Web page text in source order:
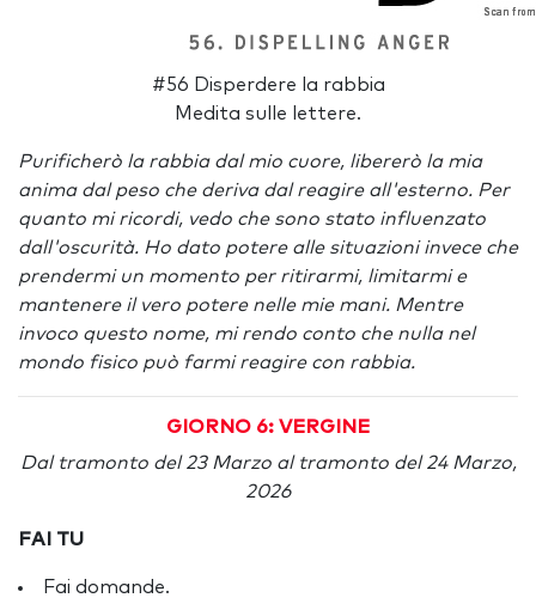
#56 Disperdere la rabbia
Medita sulle lettere.
Purificherò la rabbia dal mio cuore, libererò la mia
anima dal peso che deriva dal reagire all'esterno. Per
quanto mi ricordi, vedo che sono stato influenzato
dall'oscurità. Ho dato potere alle situazioni invece che
prendermi un momento per ritirarmi, limitarmi e
mantenere il vero potere nelle mie mani. Mentre
invoco questo nome, mi rendo conto che nulla nel
mondo fisico può farmi reagire con rabbia.
GIORNO 6: VERGINE
Dal tramonto del 23 Marzo al tramonto del 24 Marzo,
2026
FAI TU
Fai domande.